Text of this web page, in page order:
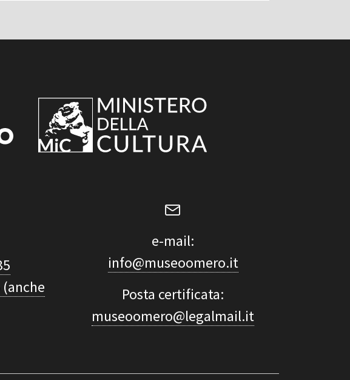
e-mail:
info@museoomero.it
Posta certificata:
museoomero@legalmail.it